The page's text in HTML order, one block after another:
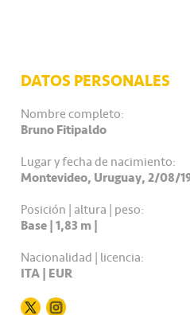
DATOS PERSONALES
Nombre completo:
Bruno Fitipaldo
Lugar y fecha de nacimiento:
Montevideo, Uruguay, 2/08/
Posición | altura | peso:
Base | 1,83 m |
Nacionalidad | licencia:
ITA | EUR